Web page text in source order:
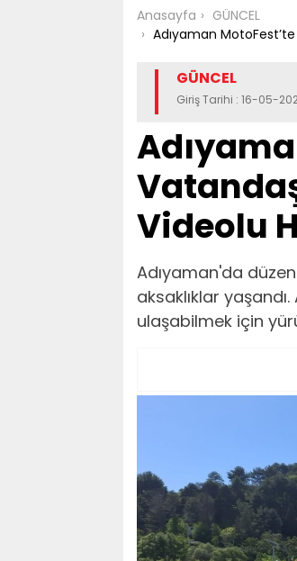
Anasayfa
GÜNCEL
Adıyaman
GÜNCEL
Giriş Tarihi : 16-05-
Videolu
Adıyaman'da
aksaklıklar
ulaşabilmek için